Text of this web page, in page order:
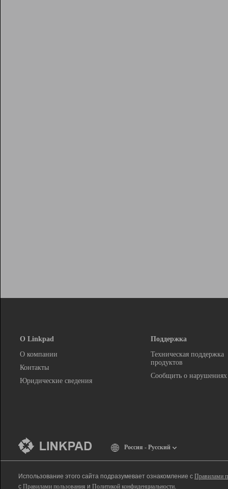
О Linkpad
О компании
Контакты
Юридические сведения
Поддержка
Техническая поддержка
продуктов
Сообщить о нарушениях
Россия - Русский
Использование этого сайта подразумевает ознакомление с Правилами
с Правилами пользования и Политикой конфиденциальности.